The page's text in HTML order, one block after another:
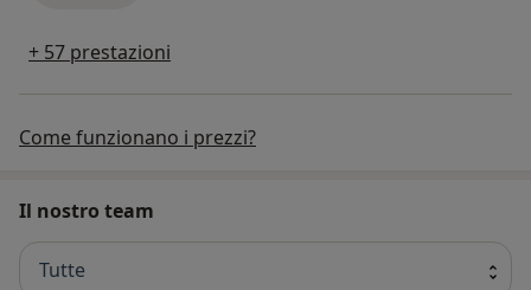
+ 57 prestazioni
Come funzionano i prezzi?
Il nostro team
Tutte